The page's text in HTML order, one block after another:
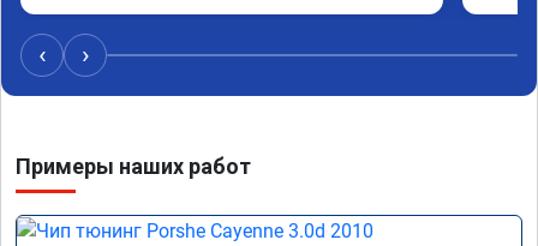
‹ ›
Примеры наших работ